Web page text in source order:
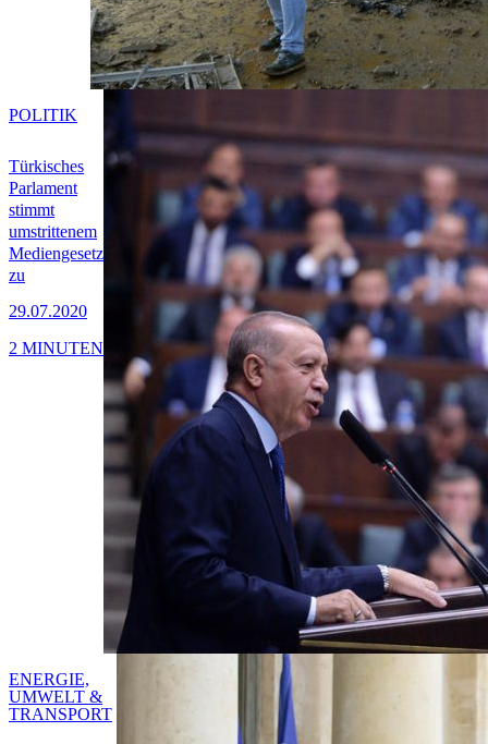
Türkisches
Parlament
stimmt
umstrittenem
Mediengesetz
zu
29.07.2020
POLITIK
2 MINUTEN
ENERGIE,
UMWELT &
TRANSPORT